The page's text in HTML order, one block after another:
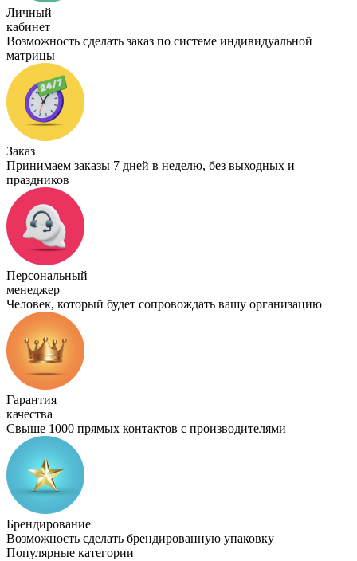
Личный
кабинет
Возможность сделать заказ по системе индивидуальной
матрицы
Заказ
Принимаем заказы 7 дней в неделю, без выходных и
праздников
Персональный
менеджер
Человек, который будет сопровождать вашу организацию
Гарантия
качества
Свыше 1000 прямых контактов с производителями
Брендирование
Возможность сделать брендированную упаковку
Популярные категории